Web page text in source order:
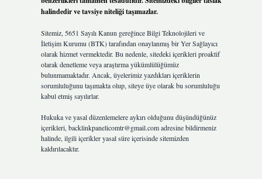
halindedir ve tavsiye niteliği taşımazlar.
Sitemiz, 5651 Sayılı Kanun gereğince Bilgi Teknolojileri ve
İletişim Kurumu (BTK) tarafından onaylanmış bir Yer Sağlayıcı
olarak hizmet vermektedir. Bu nedenle, sitedeki içerikleri proaktif
olarak denetleme veya araştırma yükümlülüğümüz
bulunmamaktadır. Ancak, üyelerimiz yazdıkları içeriklerin
sorumluluğunu taşımakta olup, siteye üye olarak bu sorumluluğu
kabul etmiş sayılırlar.
Hukuka ve yasal düzenlemelere aykırı olduğunu düşündüğünüz
içerikleri, backlinkpanelicomtr@gmail.comadresine bildirmeniz
halinde, ilgili içerikler yasal süre içerisinde sitemizden
kaldırılacaktır.